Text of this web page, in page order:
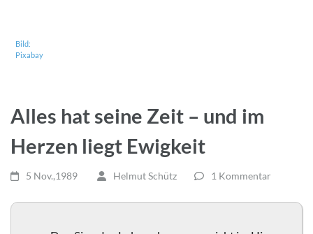
Bild:
Pixabay
Alles hat seine Zeit – und im
Herzen liegt Ewigkeit
5 Nov.,1989 Helmut Schütz 1 Kommentar